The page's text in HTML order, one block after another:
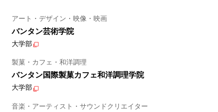
アート・デザイン・映像・映画
バンタン芸術学院
大学部
製菓・カフェ・和洋調理
バンタン国際製菓カフェ和洋調理学院
大学部
音楽・アーティスト・サウンドクリエイター